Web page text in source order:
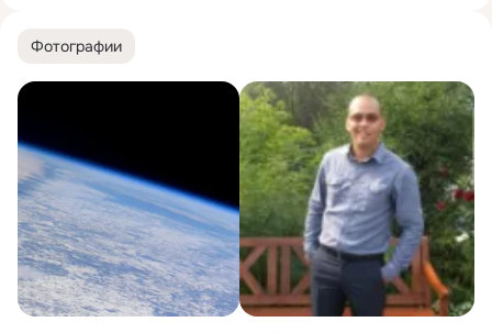
Фотографии